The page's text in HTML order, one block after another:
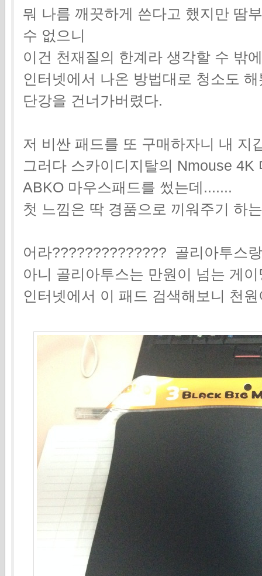
뭐 나름 깨끗하게 쓴다고 했지만 땀
수 없으니
이건 천재질의 한계라 생각할 수 밖
인터넷에서 나온 방법대로 청소도
단강을 건너가버렸다.
저 비싼 패드를 또 구매하자니 내 지
그러다 스카이디지탈의 Nmouse
ABKO 마우스패드를 썼는데.......
첫 느낌은 딱 경품으로 끼워주기 하
어라?????????????? 골리아투스
아니 골리아투스는 만원이 넘는 게
인터넷에서 이 패드 검색해보니 천